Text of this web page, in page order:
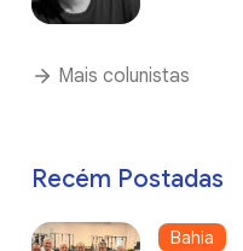
Mais colunistas
Recém Postadas
Bahia